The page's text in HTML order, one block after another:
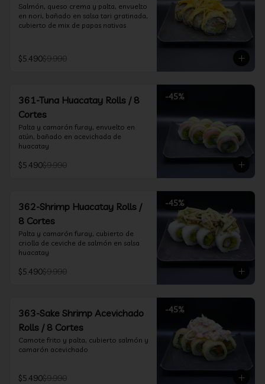
Salmón, queso crema y palta, envuelto
en nori, bañado en salsa tari gratinada,
cubierto de mix de papas nativas
$5.490$9.990
-45%
361-Tuna Huacatay Rolls / 8
Cortes
Palta y camarón furay, envuelto en
atún, bañado en acevichada de
huacatay
$5.490$9.990
-45%
362-Shrimp Huacatay Rolls /
8 Cortes
Palta y camarón furay, cubierto de
criolla de ceviche de salmón en salsa
huacatay
$5.490$9.990
-45%
363-Sake Shrimp Acevichado
Rolls / 8 Cortes
Camote frito y palta, cubierto salmón y
camarón acevichado
$5.490$9.990